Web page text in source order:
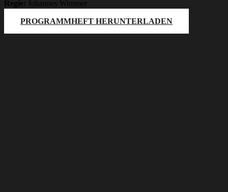
Regie: Johannes Wimmer
PROGRAMMHEFT HERUNTERLADEN